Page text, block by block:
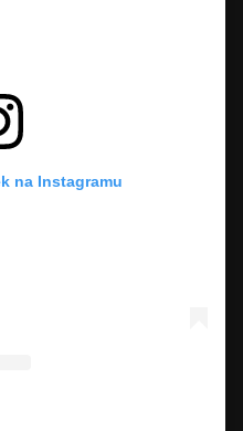
na Instagramu